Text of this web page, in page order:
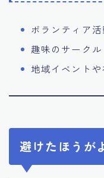
ボランティア活
趣味のサーク
地域イベント
避けたほうが